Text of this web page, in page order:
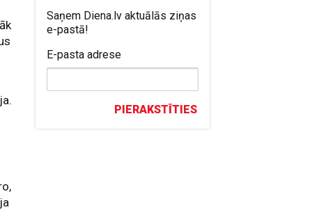
Saņem Diena.lv aktuālās ziņas
e-pastā!
E-pasta adrese
PIERAKSTĪTIES